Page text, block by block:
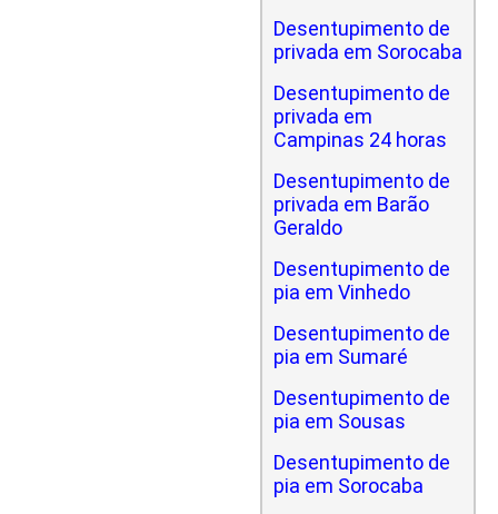
Desentupimento de
privada em Sorocaba
Desentupimento de
privada em
Campinas 24 horas
Desentupimento de
privada em Barão
Geraldo
Desentupimento de
pia em Vinhedo
Desentupimento de
pia em Sumaré
Desentupimento de
pia em Sousas
Desentupimento de
pia em Sorocaba